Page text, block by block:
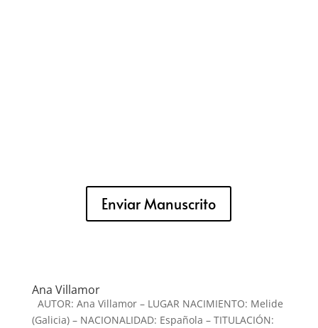
Enviar Manuscrito
Ana Villamor
AUTOR: Ana Villamor – LUGAR NACIMIENTO: Melide
(Galicia) – NACIONALIDAD: Española – TITULACIÓN: